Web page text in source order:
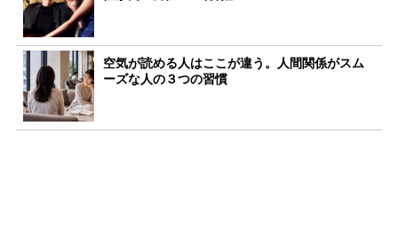
空気が読める人はここが違う。人間関係がスム
ーズな人の３つの習慣